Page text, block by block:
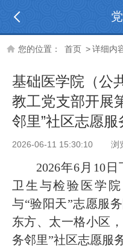
您的位置： 首页 >详细内
基础医学院（公
教工党支部开展
邻里”社区志愿服
2026-06-11 15:30:10 浏
2026年6月10
卫生与检验医学
与“验阳天”志愿服
东方、 太一格小区
务邻里”社区志愿服